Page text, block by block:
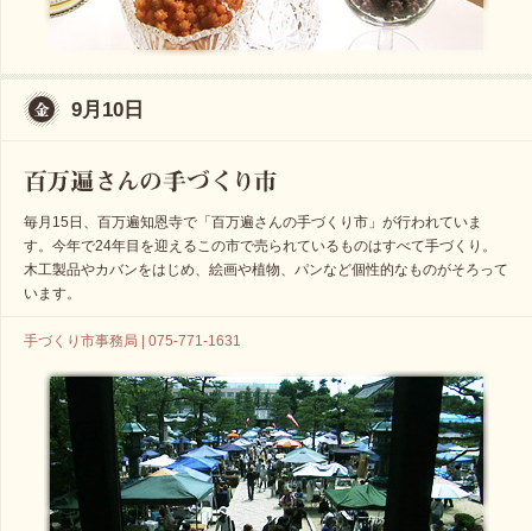
9月10日
毎月15日、百万遍知恩寺で「百万遍さんの手づくり市」が行われていま
す。今年で24年目を迎えるこの市で売られているものはすべて手づくり。
木工製品やカバンをはじめ、絵画や植物、パンなど個性的なものがそろって
います。
手づくり市事務局 | 075-771-1631